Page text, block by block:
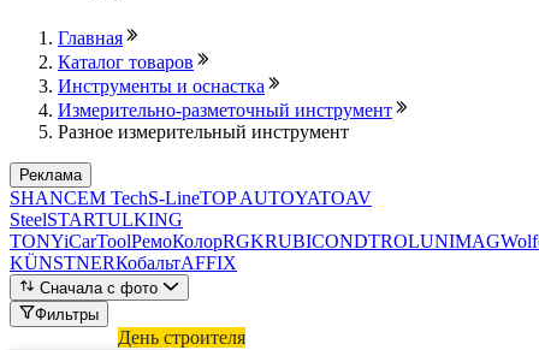
Главная
Каталог товаров
Инструменты и оснастка
Измерительно-разметочный инструмент
Разное измерительный инструмент
Реклама
SHANCEM TechS-LineTOP AUTOYATOAV
SteelSTARTULKING
TONYiCarToolРемоКолорRGKRUBICONDTROLUNIMAG
KÜNSTNERКобальтAFFIX
Сначала с фото
Фильтры
День строителя